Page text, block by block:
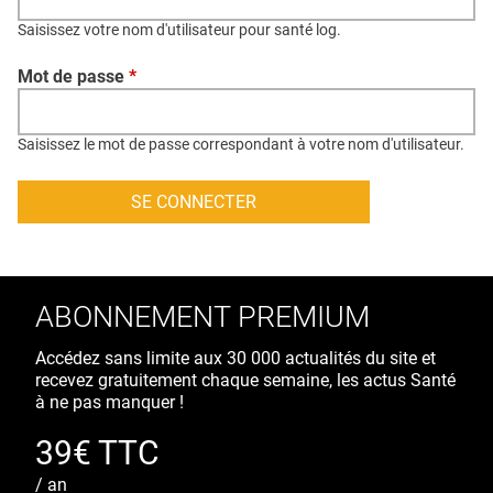
CONTACT
CRÉDITS
Saisissez votre nom d'utilisateur pour santé log.
Mot de passe *
Saisissez le mot de passe correspondant à votre nom d'utilisateur.
ABONNEMENT PREMIUM
Accédez sans limite aux 30 000 actualités du site et
recevez gratuitement chaque semaine, les actus Santé
à ne pas manquer !
39€ TTC
/ an